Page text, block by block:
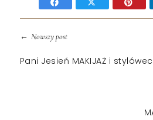
← Nowszy post
Pani Jesień MAKIJAŻ i